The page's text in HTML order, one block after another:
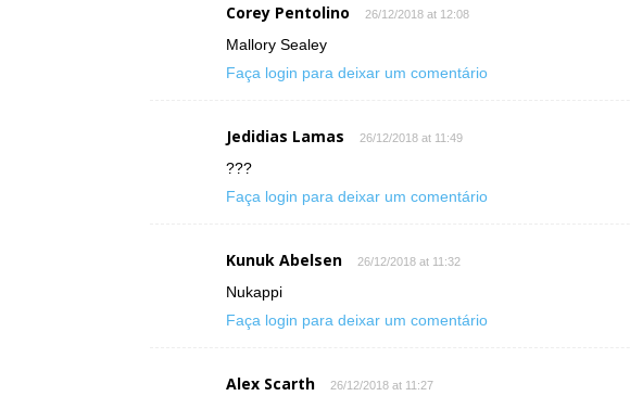
Corey Pentolino 26/12/2018 at 12:08
Mallory Sealey
Faça login para deixar um comentário
Jedidias Lamas 26/12/2018 at 11:49
???
Faça login para deixar um comentário
Kunuk Abelsen 26/12/2018 at 11:32
Nukappi
Faça login para deixar um comentário
Alex Scarth 26/12/2018 at 11:27